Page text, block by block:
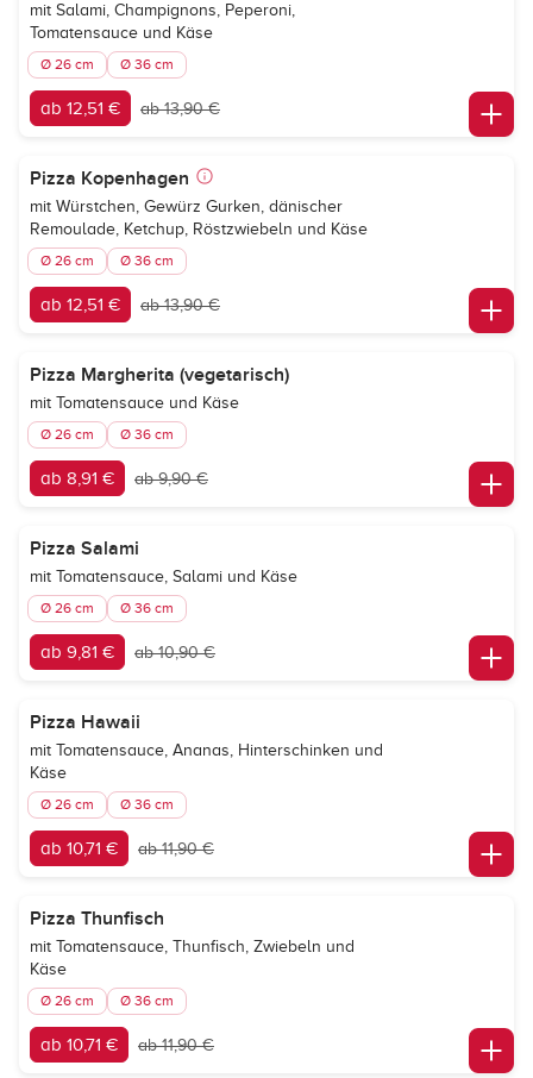
mit Salami, Champignons, Peperoni,
Tomatensauce und Käse
Ø 26 cm Ø 36 cm
ab 12,51 € ab 13,90 €
Pizza Kopenhagen
mit Würstchen, Gewürz Gurken, dänischer
Remoulade, Ketchup, Röstzwiebeln und Käse
Ø 26 cm Ø 36 cm
ab 12,51 € ab 13,90 €
Pizza Margherita (vegetarisch)
mit Tomatensauce und Käse
Ø 26 cm Ø 36 cm
ab 8,91 € ab 9,90 €
Pizza Salami
mit Tomatensauce, Salami und Käse
Ø 26 cm Ø 36 cm
ab 9,81 € ab 10,90 €
Pizza Hawaii
mit Tomatensauce, Ananas, Hinterschinken und
Käse
Ø 26 cm Ø 36 cm
ab 10,71 € ab 11,90 €
Pizza Thunfisch
mit Tomatensauce, Thunfisch, Zwiebeln und
Käse
Ø 26 cm Ø 36 cm
ab 10,71 € ab 11,90 €